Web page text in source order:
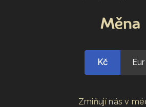
Měna
Kč Eur
Zmiňují nás v